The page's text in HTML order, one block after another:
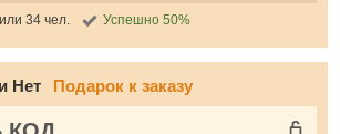
34 чел. Успешно 50%
Нет Подарок к заказу